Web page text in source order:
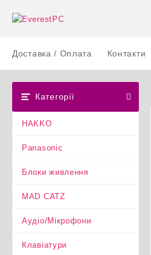
Доставка / Оплата Контакти
Категорії
HAKKO
Panasonic
Блоки живлення
MAD CATZ
Аудіо/Мікрофони
Клавіатури